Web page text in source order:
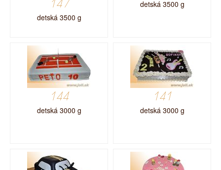
147
detská 3500 g
detská 3500 g
144
detská 3000 g
141
detská 3000 g